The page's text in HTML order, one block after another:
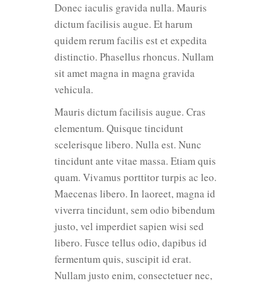
Donec iaculis gravida nulla. Mauris
dictum facilisis augue. Et harum
quidem rerum facilis est et expedita
distinctio. Phasellus rhoncus. Nullam
sit amet magna in magna gravida
vehicula.
Mauris dictum facilisis augue. Cras
elementum. Quisque tincidunt
scelerisque libero. Nulla est. Nunc
tincidunt ante vitae massa. Etiam quis
quam. Vivamus porttitor turpis ac leo.
Maecenas libero. In laoreet, magna id
viverra tincidunt, sem odio bibendum
justo, vel imperdiet sapien wisi sed
libero. Fusce tellus odio, dapibus id
fermentum quis, suscipit id erat.
Nullam justo enim, consectetuer nec,